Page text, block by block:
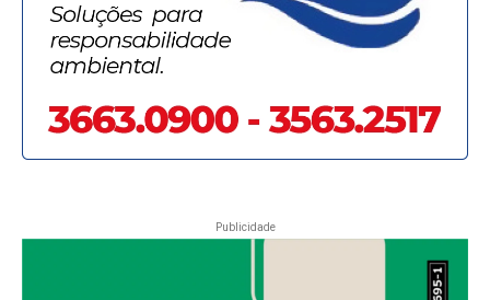
Publicidade